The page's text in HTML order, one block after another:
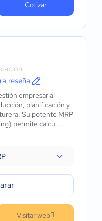
Cotizar
reseña
empresarial
planificación y
Su potente MRP
permite calcu...
Visitar web